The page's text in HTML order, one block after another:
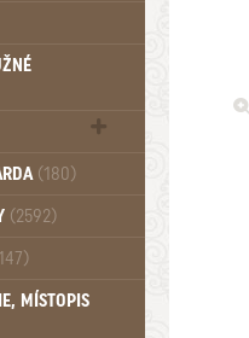
(489)
romány
(180)
(2592)
MÍSTOPIS